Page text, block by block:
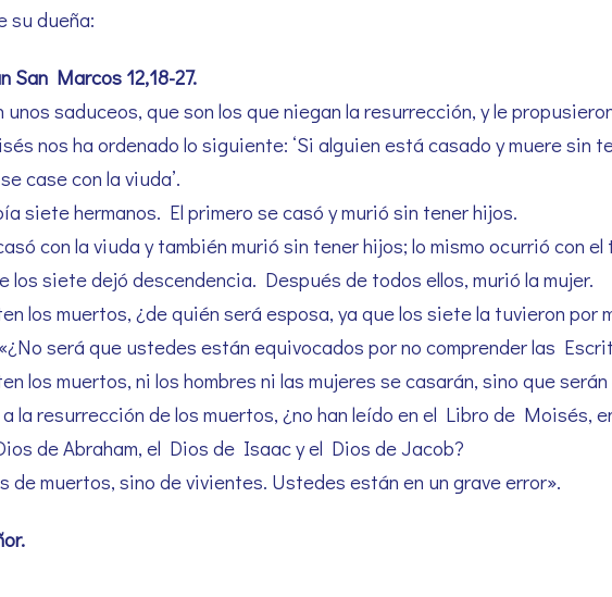
su dueña:
San Marcos12,18-27.
unos saduceos, que son los que niegan la resurrección, y le
nos ha ordenado lo siguiente: ‘Si alguien está casado y muere sin
case con la viuda’.
siete hermanos. El primero se casó y murió sin tener hijos.
con la viuda y también murió sin tener hijos; lo mismo ocurrió con el
los siete dejó descendencia. Después de todos ellos, murió la mujer.
los muertos, ¿de quién será esposa, ya que los siete la tuvieron por
será que ustedes están equivocados por no comprender las
los muertos, ni los hombres ni las mujeres se casarán, sino que
la resurrección de los muertos, ¿no han leído en el Libro de Moisés,
de Abraham, el Dios de Isaac y el Dios de Jacob?
de muertos, sino de vivientes. Ustedes están en un grave error».
.